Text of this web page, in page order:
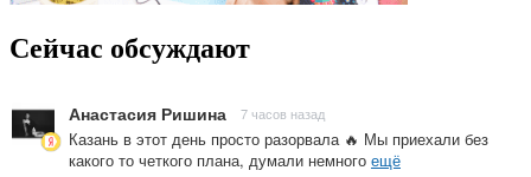
Сейчас обсуждают
Анастасия Ришина 7 часов назад
Казань в этот день просто разорвала 🔥 Мы приехали без
какого то четкого плана, думали немного ещё